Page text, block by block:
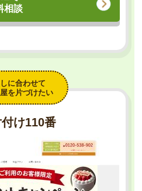
相談
に合わせて
を片づけたい
け110番